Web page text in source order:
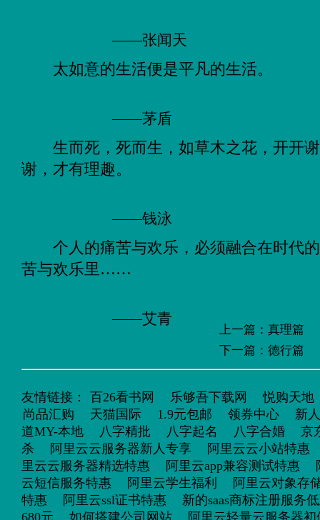
——张闻天
太如意的生活便是平凡的生活。
——茅盾
生而死，死而生，如草木之花，开开谢
谢，才有理趣。
——钱泳
个人的痛苦与欢乐，必须融合在时代
苦与欢乐里……
——艾青
上一篇： 真理篇
下一篇： 德行篇
友情链接： 百26看书网 乐够吾下载网
悦购天地
尚品汇购
天猫国际 1.9元包邮 领券中心
新
道MY-本地
八字精批 八字起名 八字合婚
京
杀
阿里云云服务器新人专享
阿里云云小站特惠
里云云服务器精选特惠
阿里云app兼容测试特惠
云短信服务特惠
阿里云学生福利
阿里云对象存
特惠
阿里云ssl证书特惠
新的saas商标注册服务
680元
如何搭建公司网站 阿里云轻量云服务器初